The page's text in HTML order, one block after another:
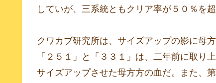
していが、三系統ともクリア率が５０％を超
クワカブ研究所は、サイズアップの影に母
「２５１」と「３３１」は、二年前に取り
サイズアップさせた母方方の血だ。また、